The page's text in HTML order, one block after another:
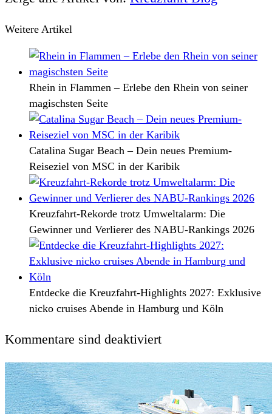
Weitere Artikel
Rhein in Flammen – Erlebe den Rhein von seiner
magischsten Seite
Catalina Sugar Beach – Dein neues Premium-
Reiseziel von MSC in der Karibik
Kreuzfahrt-Rekorde trotz Umweltalarm: Die
Gewinner und Verlierer des NABU-Rankings 2026
Entdecke die Kreuzfahrt-Highlights 2027: Exklusive
nicko cruises Abende in Hamburg und Köln
Kommentare sind deaktiviert